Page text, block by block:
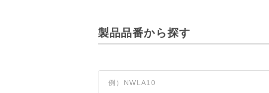
製品品番から探す